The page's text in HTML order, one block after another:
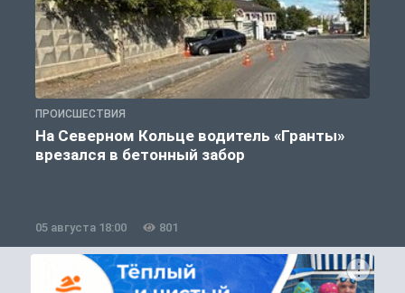
ПРОИСШЕСТВИЯ
На Северном Кольце водитель «Гранты»
врезался в бетонный забор
05 августа 18:00 801